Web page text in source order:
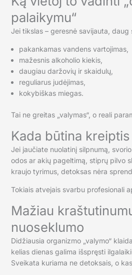
palaikymu“
Jei tikslas – geresnė savijauta, daug
pakankamas vandens vartojimas,
mažesnis alkoholio kiekis,
daugiau daržovių ir skaidulų,
reguliarus judėjimas,
kokybiškas miegas.
Tai ne greitas „valymas“, o reali
Kada būtina
Jei jaučiate nuolatinį silpnumą,
odos ar akių pageltimą, stiprų pilvo
kraujo tyrimus, detoksas nėra
Tokiais atvejais svarbu profesionali
Mažiau
nuoseklumo
Didžiausia organizmo „valymo“
kelias dienas galima išspręsti
Sveikata kuriama ne detoksais, o